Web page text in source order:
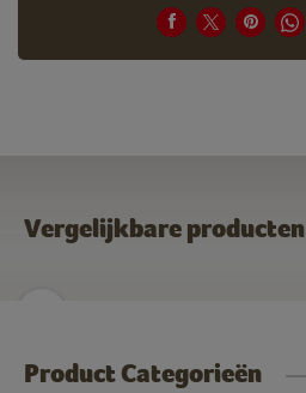
Vergelijkbare producten
Product Categorieën